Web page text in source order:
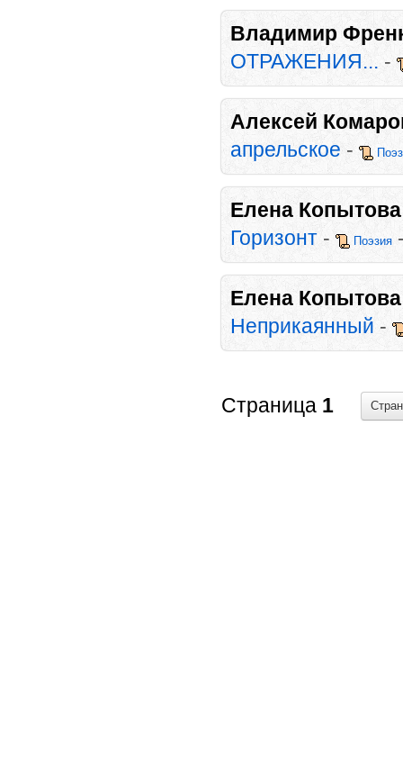
Владимир
ОТРАЖЕНИЯ... -
Алексей
апрельское -
Елена Копытова
Горизонт - Поэзия
Елена Копытова
Неприкаянный -
Страница 1